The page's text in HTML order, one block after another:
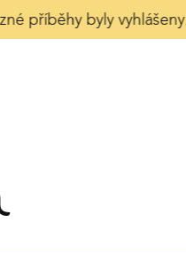
příběhy byly vyhlášeny.